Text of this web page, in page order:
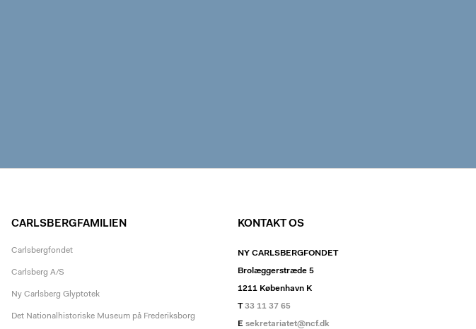
CARLSBERGFAMILIEN
Carlsbergfondet
Carlsberg A/S
Ny Carlsberg Glyptotek
Det Nationalhistoriske Museum på Frederiksborg
KONTAKT OS
NY CARLSBERGFONDET
Brolæggerstræde 5
1211 København K
T33 11 37 65
E sekretariatet@ncf.dk